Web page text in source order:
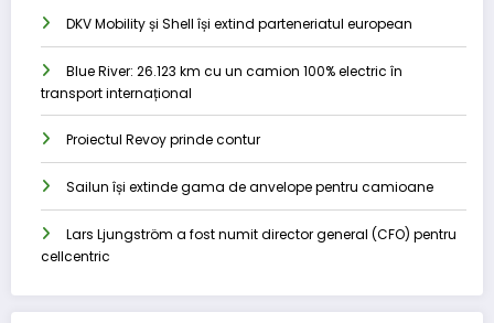
DKV Mobility și Shell își extind parteneriatul european
Blue River: 26.123 km cu un camion 100% electric în
transport internațional
Proiectul Revoy prinde contur
Sailun își extinde gama de anvelope pentru camioane
Lars Ljungström a fost numit director general (CFO) pentru
cellcentric